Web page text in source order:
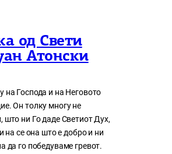
од Свети
Атонски
на Господа и на Неговото
Он толку многу нe
што ни Го даде Светиот Дух,
на сe она што е добро и ни
да го победуваме гревот.